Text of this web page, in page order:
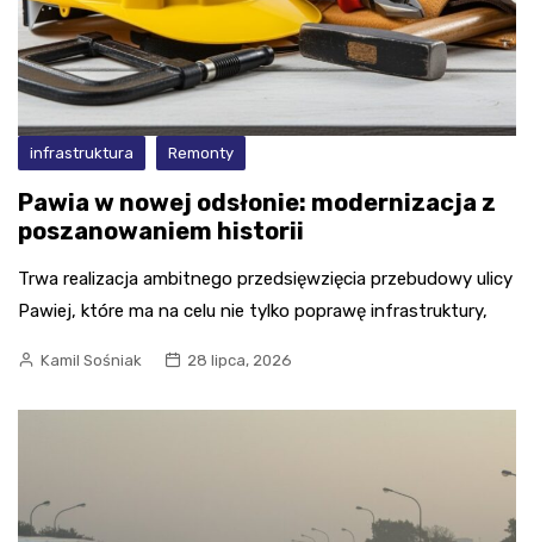
infrastruktura Remonty
Pawia w nowej odsłonie: modernizacja z
poszanowaniem historii
Trwa realizacja ambitnego przedsięwzięcia przebudowy ulicy
Pawiej, które ma na celu nie tylko poprawę infrastruktury,
Kamil Sośniak 28 lipca, 2026